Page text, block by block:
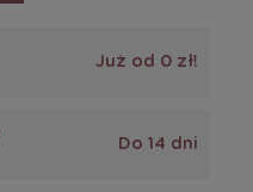
Już od 0 zł!
Do 14 dni